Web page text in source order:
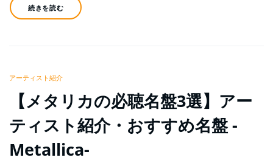
続きを読む
アーティスト紹介
【メタリカの必聴名盤3選】アー
ティスト紹介・おすすめ名盤 -
Metallica-